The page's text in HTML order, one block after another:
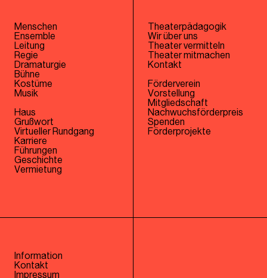
Menschen
Ensemble
Leitung
Regie
Dramaturgie
Bühne
Kostüme
Musik
Haus
Grußwort
Virtueller Rundgang
Karriere
Führungen
Geschichte
Vermietung
Theaterpädagogik
Wir über uns
Theater vermitteln
Theater mitmachen
Kontakt
Förderverein
Vorstellung
Mitgliedschaft
Nachwuchsförderpreis
Spenden
Förderprojekte
Information
Kontakt
Impressum